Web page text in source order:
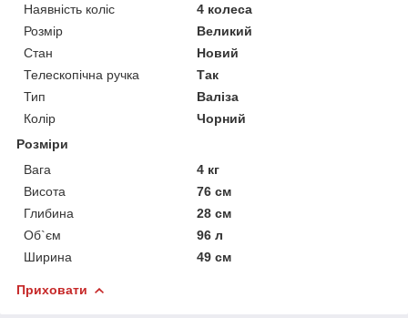
Наявність коліс
4 колеса
Розмір
Великий
Стан
Новий
Телескопічна ручка
Так
Тип
Валіза
Колір
Чорний
Розміри
Вага
4 кг
Висота
76 см
Глибина
28 см
Об`єм
96 л
Ширина
49 см
Приховати